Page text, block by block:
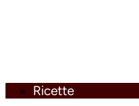
Ricette